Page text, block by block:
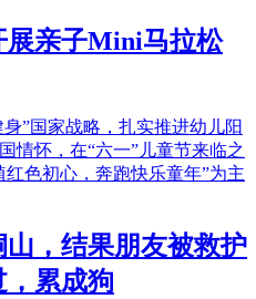
展亲子Mini马拉松
”国家战略，扎实推进幼儿阳
情怀，在“六一”儿童节来临之
色初心，奔跑快乐童年”为主
，结果朋友被救护
累成狗